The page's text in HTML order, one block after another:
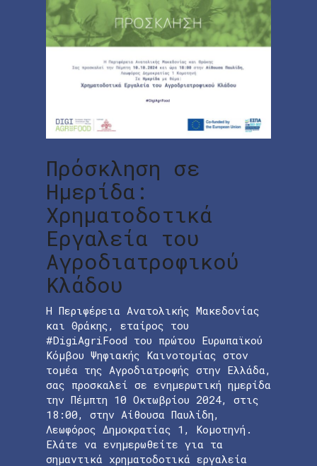
Πρόσκληση σε
Ημερίδα:
Χρηματοδοτικά
Εργαλεία του
Αγροδιατροφικού
Κλάδου
Η Περιφέρεια Ανατολικής Μακεδονίας
και Θράκης, εταίρος του
#DigiAgriFood του πρώτου Ευρωπαϊκού
Κόμβου Ψηφιακής Καινοτομίας στον
τομέα της Αγροδιατροφής στην Ελλάδα,
σας προσκαλεί σε ενημερωτική ημερίδα
την Πέμπτη 10 Οκτωβρίου 2024, στις
18:00, στην Αίθουσα Παυλίδη,
Λεωφόρος Δημοκρατίας 1, Κομοτηνή.
Ελάτε να ενημερωθείτε για τα
σημαντικά χρηματοδοτικά εργαλεία